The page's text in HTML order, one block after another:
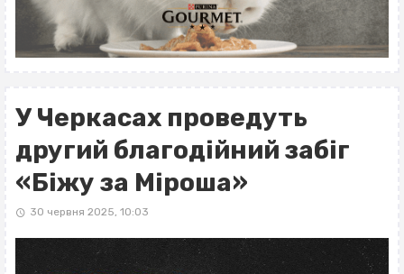
У Черкасах проведуть
другий благодійний забіг
«Біжу за Міроша»
30 червня 2025, 10:03